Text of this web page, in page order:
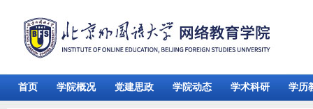
首页 学院概况 党建思政 学院动态 学术科研 学历